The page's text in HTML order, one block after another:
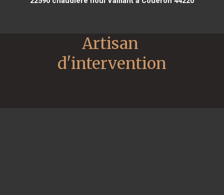
Artisan
d'intervention